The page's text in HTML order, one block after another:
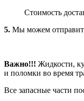
Стоимость
5. Мы можем отправить
Важно!!! Жидкости,
и поломки во время
Все запасные части